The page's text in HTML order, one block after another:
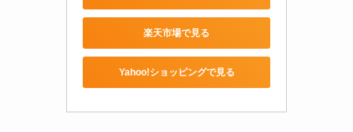
楽天市場で見る
Yahoo!ショッピングで見る